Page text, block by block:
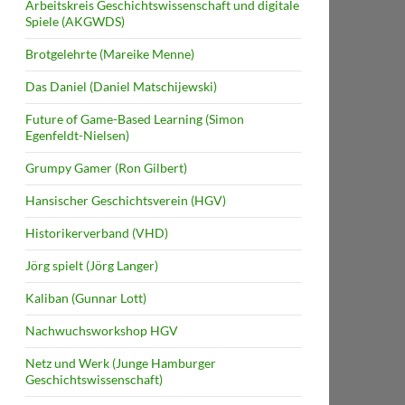
Arbeitskreis Geschichtswissenschaft und digitale
Spiele (AKGWDS)
Brotgelehrte (Mareike Menne)
Das Daniel (Daniel Matschijewski)
Future of Game-Based Learning (Simon
Egenfeldt-Nielsen)
Grumpy Gamer (Ron Gilbert)
Hansischer Geschichtsverein (HGV)
Historikerverband (VHD)
Jörg spielt (Jörg Langer)
Kaliban (Gunnar Lott)
Nachwuchsworkshop HGV
Netz und Werk (Junge Hamburger
Geschichtswissenschaft)